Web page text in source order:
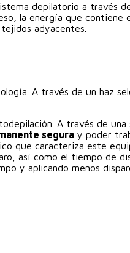
depilatorio a través
la energía que
adyacentes.
A través de un haz
A través de
segura y poder
que caracteriza este
así como el tiempo de
y aplicando menos